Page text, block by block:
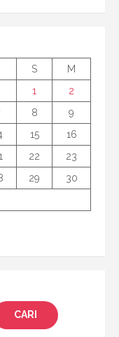
S
M
1
2
8
9
15
16
22
23
29
30
CARI